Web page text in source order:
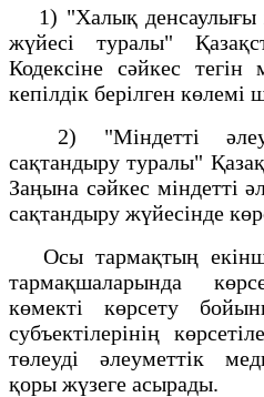
1) "Халық денсаулығы
жүйесі туралы"
Кодексіне сәйкес тегін
кепілдік берілген көлемі
2) "Міндетті
сақтандыру туралы"
Заңына сәйкес міндетті
сақтандыру жүйесінде
Осы тармақтың
тармақшаларында
көмекті көрсету
субъектілерінің
төлеуді әлеуметтік
қоры жүзеге асырады.